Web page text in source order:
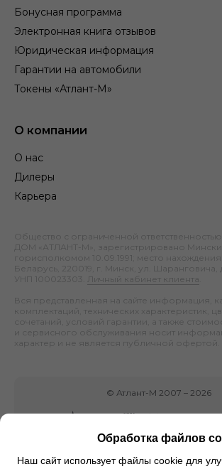
Бонусная программа
Электронная книга отзывов
Юридическая информация
Гарантии на автомобили
Токены «Атлант-М»
О компании
О нас
Дилеры
Карьера
Общество с ограниченной
ДОМ «АТЛАНТ-М», зарегистрировано
горисполкомом 10.09.1991; место
Беларусь, 220019, г. Минск, ул. Шаранговича,
УНП 100023303.
Личный кабинет клиента
Вся представленная на сайте информация,
комплектаций, технических характеристик,
сочетаний, условий гарантии, а также
и сервисного обслуживания носит
характер и не является публичной офертой.
© Атлант-М 2007 – 2026
Обработка файлов
Наш сайт использует файлы cookie для